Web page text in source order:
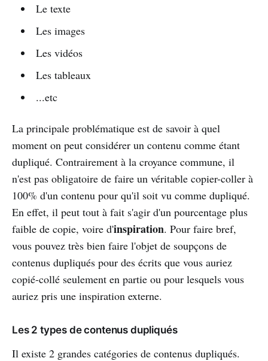
Le texte
Les images
Les vidéos
Les tableaux
...etc
La principale problématique est de savoir à quel
moment on peut considérer un contenu comme étant
dupliqué. Contrairement à la croyance commune, il
n'est pas obligatoire de faire un véritable copier-coller à
100% d'un contenu pour qu'il soit vu comme dupliqué.
En effet, il peut tout à fait s'agir d'un pourcentage plus
faible de copie, voire d'inspiration. Pour faire bref,
vous pouvez très bien faire l'objet de soupçons de
contenus dupliqués pour des écrits que vous auriez
copié-collé seulement en partie ou pour lesquels vous
auriez pris une inspiration externe.
Les 2 types de contenus dupliqués
Il existe 2 grandes catégories de contenus dupliqués.